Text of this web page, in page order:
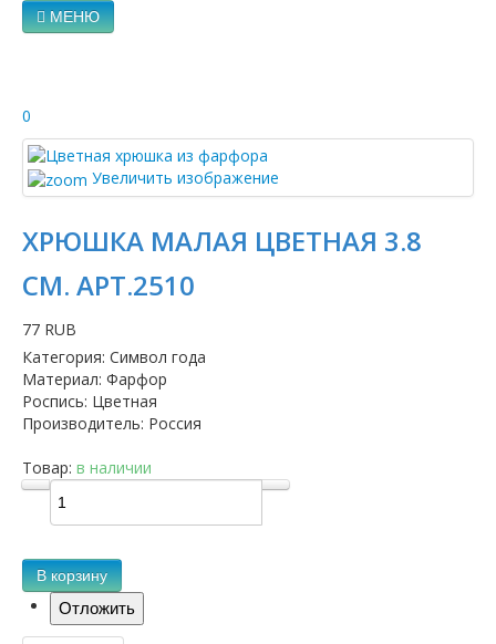
МЕНЮ
0
Увеличить изображение
ХРЮШКА МАЛАЯ ЦВЕТНАЯ 3.8
СМ. АРТ.2510
77 RUB
Категория: Символ года
Материал: Фарфор
Роспись: Цветная
Производитель: Россия
Товар: в наличии
В корзину